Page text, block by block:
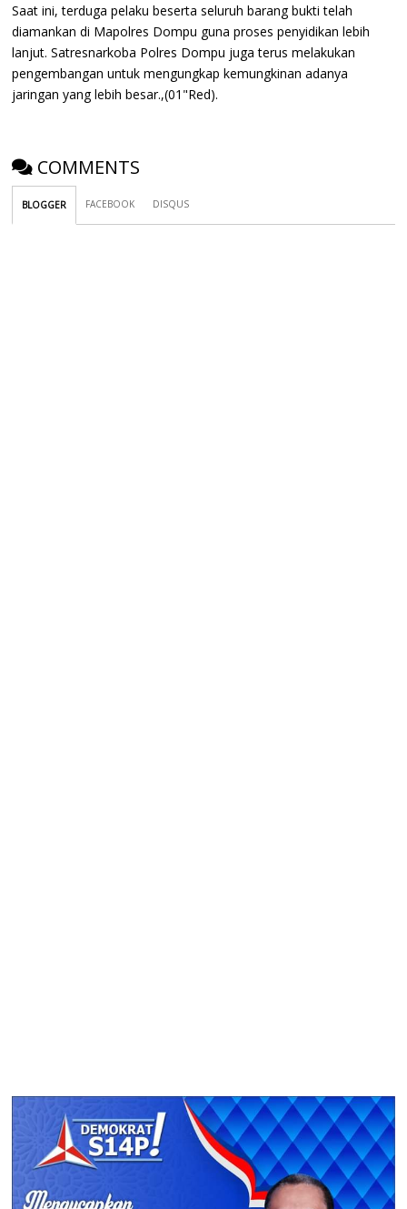
Saat ini, terduga pelaku beserta seluruh barang bukti telah
diamankan di Mapolres Dompu guna proses penyidikan lebih
lanjut. Satresnarkoba Polres Dompu juga terus melakukan
pengembangan untuk mengungkap kemungkinan adanya
jaringan yang lebih besar.,(01"Red).
COMMENTS
BLOGGER FACEBOOK DISQUS